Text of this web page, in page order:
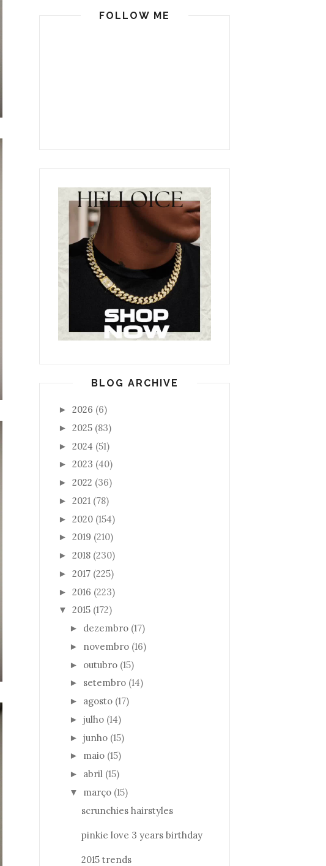
FOLLOW ME
BLOG ARCHIVE
► 2026 (6)
► 2025 (83)
► 2024 (51)
► 2023 (40)
► 2022 (36)
► 2021 (78)
► 2020 (154)
► 2019 (210)
► 2018 (230)
► 2017 (225)
► 2016 (223)
▼ 2015 (172)
► dezembro (17)
► novembro (16)
► outubro (15)
► setembro (14)
► agosto (17)
► julho (14)
► junho (15)
► maio (15)
► abril (15)
▼ março (15)
scrunchies hairstyles
pinkie love 3 years birthday
2015 trends